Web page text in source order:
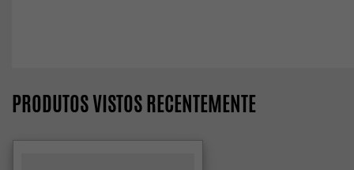
PRODUTOS VISTOS RECENTEMENTE